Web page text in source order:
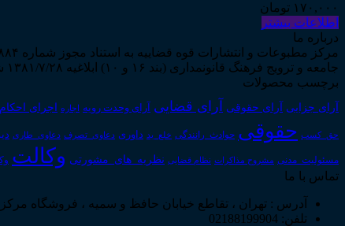
۱۷۰,۰۰۰ تومان
اطلاعات بیشتر
درباره ما
جامعه و ترویج فرهنگ قانونمداری (بند ۱۶ و ۱۰) ابلاغیه ۱۳۸۱/۷/۲۸ شروع به فعالیت نمود...
برچسب محصولات
آرای جزایی آرای حقوقی آرای قضایی آرای وحدت رویه اجاره اجرای احکام
حق_کسب حقوقی حوادث_رانندگی خلع_ید داوری دعاوی_تصرف دعاوی_طاری
مسئولیت_مدنی مشروح مذاکرات نظام قضایی نظریه_های_مشورتی وکالت
تماس با ما
آدرس : تهران ، تقاطع خیابان حافظ و سمیه ، فروشگاه
تلفن: 02188199904